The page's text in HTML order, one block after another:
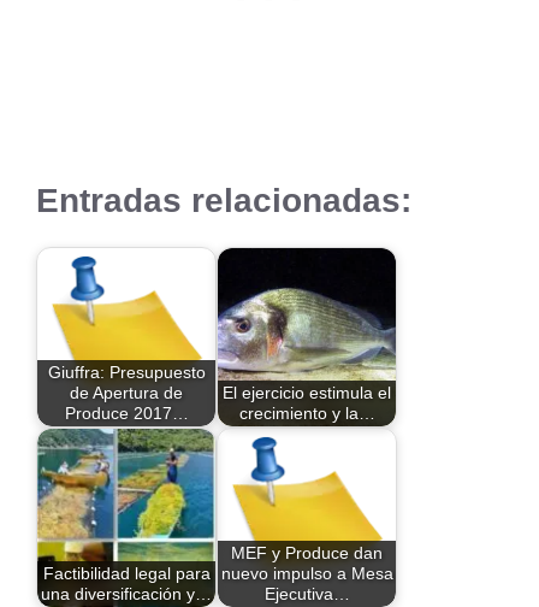
Entradas relacionadas:
Giuffra: Presupuesto
de Apertura de
Produce 2017…
El ejercicio estimula el
crecimiento y la…
Factibilidad legal para
una diversificación y…
MEF y Produce dan
nuevo impulso a Mesa
Ejecutiva…